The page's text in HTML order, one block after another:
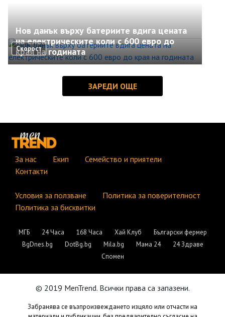
Скорост
Нов данък върху батериите вдига цената
на електрическите коли с 600 евро до
края на годината
За нас Екип
Семейство и приятели
Контакти
Условия за ползване
Политика за поверителност
Политика за бисквитки
МГБ 24 Часа 168 Часа Хай Клуб
Български фермер
BgDnes.bg
DotBg.bg Mila.bg Мама 24
24 Здраве
Спомен
© 2019 MenTrend. Всички права са запазени.
Забранява се възпроизвеждането изцяло или отчасти на